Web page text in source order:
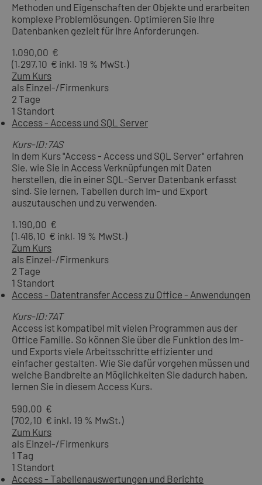
Methoden und Eigenschaften der Objekte und erarbeiten
komplexe Problemlösungen. Optimieren Sie Ihre
Datenbanken gezielt für Ihre Anforderungen.
1.090,00 €
(1.297,10 € inkl. 19 % MwSt.)
Zum Kurs
als Einzel-/Firmenkurs
2 Tage
1 Standort
Access - Access und SQL Server
Kurs-ID:7AS
In dem Kurs "Access - Access und SQL Server" erfahren
Sie, wie Sie in Access Verknüpfungen mit Daten
herstellen, die in einer SQL-Server Datenbank erfasst
sind. Sie lernen, Tabellen durch Im- und Export
auszutauschen und zu verwenden.
1.190,00 €
(1.416,10 € inkl. 19 % MwSt.)
Zum Kurs
als Einzel-/Firmenkurs
2 Tage
1 Standort
Access - Datentransfer Access zu Office - Anwendungen
Kurs-ID:7AT
Access ist kompatibel mit vielen Programmen aus der
Office Familie. So können Sie über die Funktion des Im-
und Exports viele Arbeitsschritte effizienter und
einfacher gestalten. Wie Sie dafür vorgehen müssen und
welche Bandbreite an Möglichkeiten Sie dadurch haben,
lernen Sie in diesem Access Kurs.
590,00 €
(702,10 € inkl. 19 % MwSt.)
Zum Kurs
als Einzel-/Firmenkurs
1 Tag
1 Standort
Access - Tabellenauswertungen und Berichte